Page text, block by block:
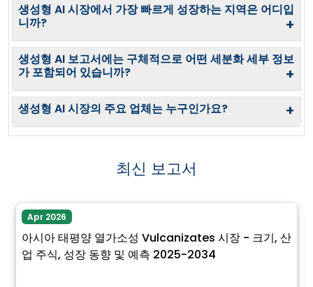
생성형 AI 시장에서 가장 빠르게 성장하는 지역은 어디입
니까?
+
생성형 AI 보고서에는 구체적으로 어떤 세분화 세부 정보
가 포함되어 있습니까?
+
생성형 AI 시장의 주요 업체는 누구인가요? +
최신 보고서
Apr 2026
아시아 태평양 열가소성 Vulcanizates 시장 - 크기, 산
업 주식, 성장 동향 및 예측 2025-2034